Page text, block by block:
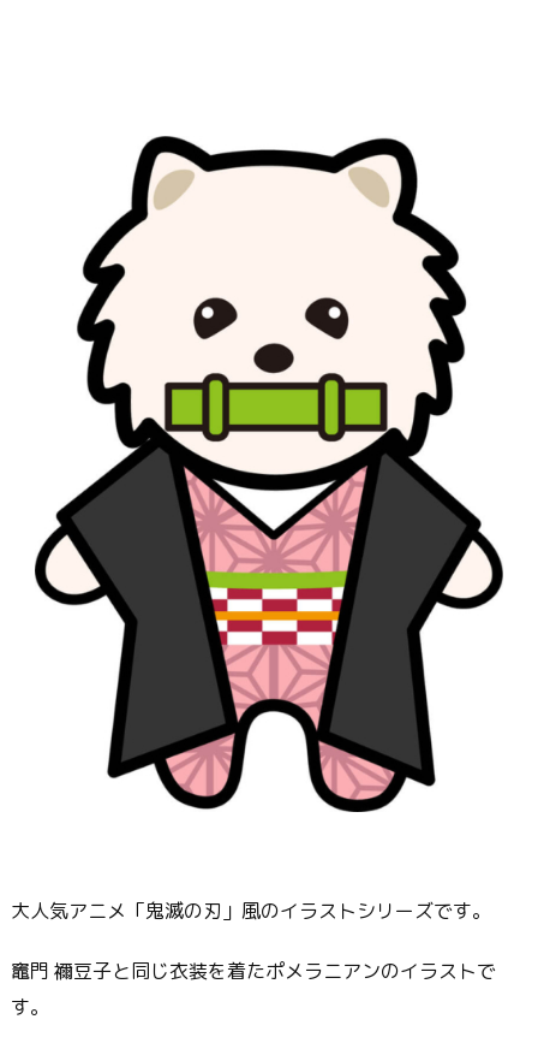
大人気アニメ「鬼滅の刃」風のイラストシリーズです。
竈門 禰豆子と同じ衣装を着たポメラニアンのイラストで
す。